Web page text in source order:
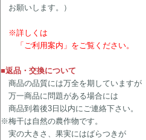
お願いします。）
※詳しくは
「ご利用案内」をご覧ください。
■返品・交換について
商品の品質には万全を期していますが
万一商品に問題がある場合には
商品到着後3日以内にご連絡下さい。
※梅干は自然の農作物です。
実の大きさ、果実にはばらつきが